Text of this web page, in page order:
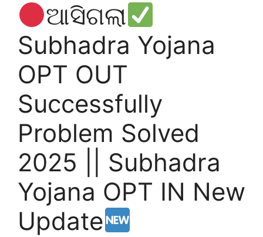
ଆସିଗଲା
Subhadra Yojana
OPT OUT
Successfully
Problem Solved
2025 || Subhadra
Yojana OPT IN New
Update